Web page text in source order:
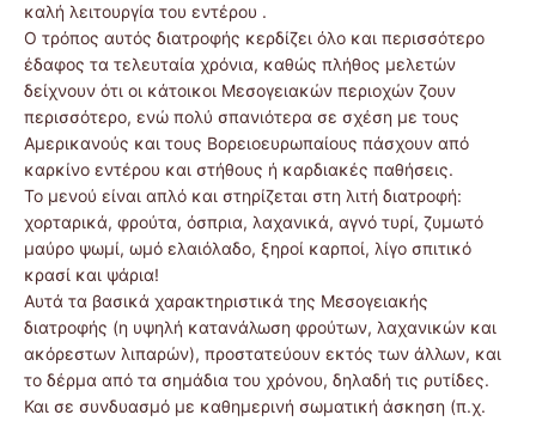
καλή λειτουργία του εντέρου .
Ο τρόπος αυτός διατροφής κερδίζει όλο και περισσότερο
έδαφος τα τελευταία χρόνια, καθώς πλήθος μελετών
δείχνουν ότι οι κάτοικοι Μεσογειακών περιοχών ζουν
περισσότερο, ενώ πολύ σπανιότερα σε σχέση με τους
Αμερικανούς και τους Βορειοευρωπαίους πάσχουν από
καρκίνο εντέρου και στήθους ή καρδιακές παθήσεις.
Το μενού είναι απλό και στηρίζεται στη λιτή διατροφή:
χορταρικά, φρούτα, όσπρια, λαχανικά, αγνό τυρί, ζυμωτό
μαύρο ψωμί, ωμό ελαιόλαδο, ξηροί καρποί, λίγο σπιτικό
κρασί και ψάρια!
Αυτά τα βασικά χαρακτηριστικά της Μεσογειακής
διατροφής (η υψηλή κατανάλωση φρούτων, λαχανικών και
ακόρεστων λιπαρών), προστατεύουν εκτός των άλλων, και
το δέρμα από τα σημάδια του χρόνου, δηλαδή τις ρυτίδες.
Και σε συνδυασμό με καθημερινή σωματική άσκηση (π.χ.